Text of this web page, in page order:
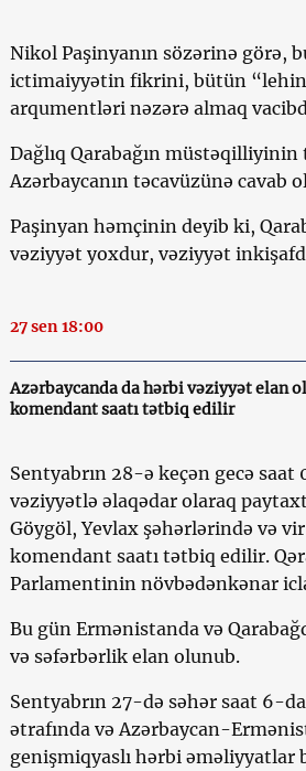
Nikol Paşinyanın sözərinə görə,
ictimaiyyətin fikrini, bütün
arqumentləri nəzərə almaq
Dağlıq Qarabağın müstəqilliyinin
Azərbaycanın təcavüzünə cavab
Paşinyan həmçinin deyib ki,
vəziyyət yoxdur, vəziyyət
27 sen 18:00
Azərbaycanda da hərbi vəziyyət elan
komendant saatı tətbiq edilir
Sentyabrın 28-ə keçən gecə
vəziyyətlə əlaqədar olaraq paytaxt
Göygöl, Yevlax şəhərlərində və
komendant saatı tətbiq edilir.
Parlamentinin növbədənkənar
Bu gün Ermənistanda və
və səfərbərlik elan olunub.
Sentyabrın 27-də səhər saat 6-da
ətrafında və Azərbaycan-
genişmiqyaslı hərbi əməliyyatlar